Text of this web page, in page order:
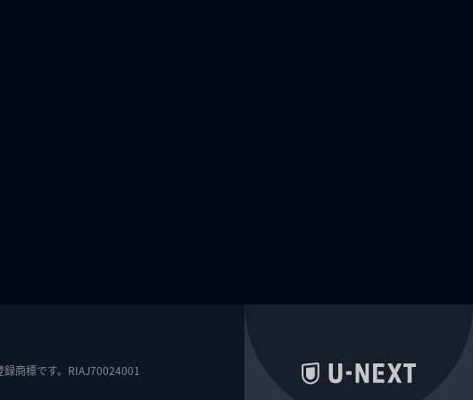
商標です。RIAJ70024001